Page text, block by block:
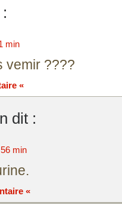
min
vemir ????
«
dit :
min
«